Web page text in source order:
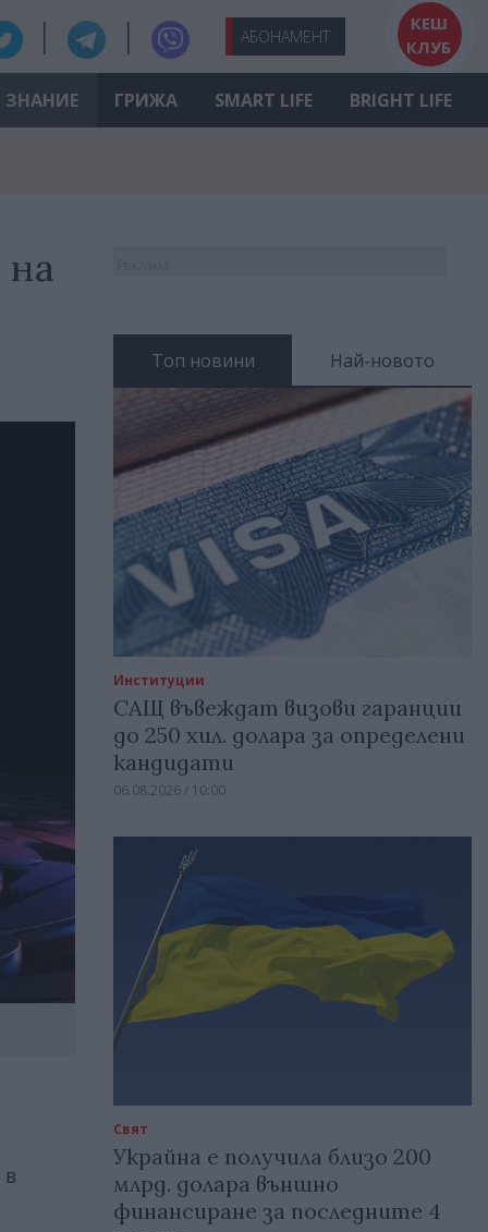
АБОНАМЕНТ
КЕШ
КЛУБ
ЗНАНИЕ ГРИЖА SMART LIFE BRIGHT LIFE
на
Топ новини Най-новото
Институции
САЩ въвеждат визови гаранции
до 250 хил. долара за определени
кандидати
06.08.2026 / 10:00
Свят
Украйна е получила близо 200
млрд. долара външно
финансиране за последните 4